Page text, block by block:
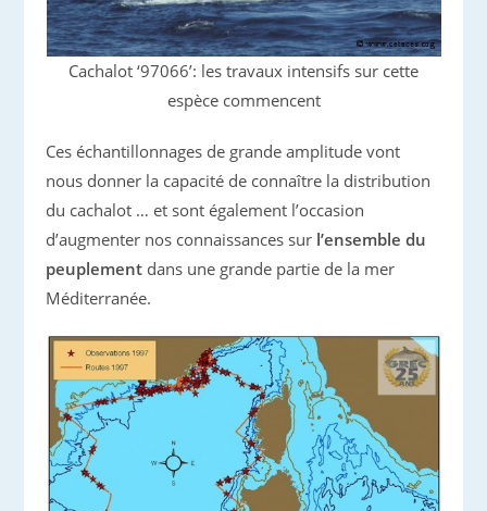
Cachalot ‘97066’: les travaux intensifs sur cette
espèce commencent
Ces échantillonnages de grande amplitude vont
nous donner la capacité de connaître la distribution
du cachalot … et sont également l’occasion
d’augmenter nos connaissances sur l’ensemble du
peuplement dans une grande partie de la mer
Méditerranée.